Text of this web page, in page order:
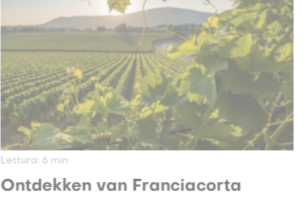
Lettura: 6 min
Ontdekken van Franciacorta